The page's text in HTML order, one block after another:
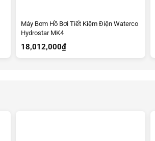
Máy Bơm Hồ Bơi Tiết Kiệm Điện Waterco
Hydrostar MK4
18,012,000₫